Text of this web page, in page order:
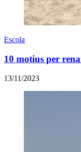
Escola
10 motius per
13/11/2023